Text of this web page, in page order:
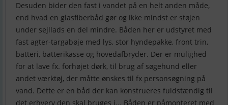
Desuden bider den fast i vandet på en helt anden måde,
end hvad en glasfiberbåd gør og ikke mindst er støjen
under sejllads en del mindre. Båden her er udstyret med
fast agter-targabøje med lys, stor hyndepakke, front trin,
batteri, batterikasse og hovedafbryder. Der er mulighed
for at lave fx. forhøjet dørk, til brug af søgehund eller
andet værktøj, der måtte ønskes til fx personsøgning på
vand. Dette er en båd der kan konstrueres fuldstændig til
det erhverv den skal bruges i... Båden er påmonteret med